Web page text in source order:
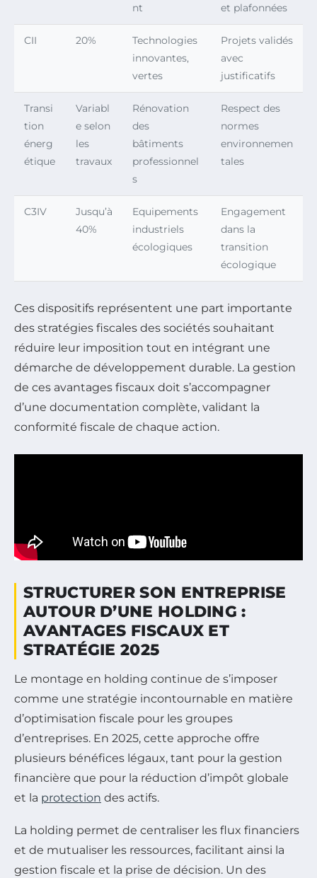
nt
et plafonnées
CII 20%
Technologies
innovantes,
vertes
Projets validés
avec
justificatifs
Transi
tion
énerg
étique
Variabl
e selon
les
travaux
Rénovation
des
bâtiments
professionnel
s
Respect des
normes
environnemen
tales
C3IV
Jusqu’à
40%
Equipements
industriels
écologiques
Engagement
dans la
transition
écologique
Ces dispositifs représentent une part importante
des stratégies fiscales des sociétés souhaitant
réduire leur imposition tout en intégrant une
démarche de développement durable. La gestion
de ces avantages fiscaux doit s’accompagner
d’une documentation complète, validant la
conformité fiscale de chaque action.
STRUCTURER SON ENTREPRISE
AUTOUR D’UNE HOLDING :
AVANTAGES FISCAUX ET
STRATÉGIE 2025
Le montage en holding continue de s’imposer
comme une stratégie incontournable en matière
d’optimisation fiscale pour les groupes
d’entreprises. En 2025, cette approche offre
plusieurs bénéfices légaux, tant pour la gestion
financière que pour la réduction d’impôt globale
et la protection des actifs.
La holding permet de centraliser les flux financiers
et de mutualiser les ressources, facilitant ainsi la
gestion fiscale et la prise de décision. Un des